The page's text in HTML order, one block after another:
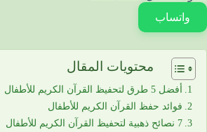
واتساب
محتويات المقال
أفضل 5 طرق لتحفيظ القرآن الكريم للأطفال
فوائد حفظ القرآن الكريم للأطفال
7 نصائح ذهبية لتحفيظ القرآن الكريم للأطفال